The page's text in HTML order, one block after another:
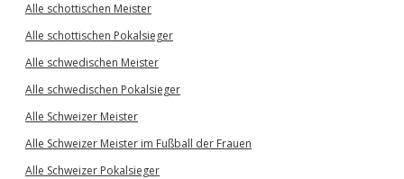
Alle schottischen Meister
Alle schottischen Pokalsieger
Alle schwedischen Meister
Alle schwedischen Pokalsieger
Alle Schweizer Meister
Alle Schweizer Meister im Fußball der Frauen
Alle Schweizer Pokalsieger